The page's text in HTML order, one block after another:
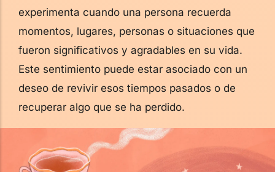
experimenta cuando una persona recuerda
momentos, lugares, personas o situaciones que
fueron significativos y agradables en su vida.
Este sentimiento puede estar asociado con un
deseo de revivir esos tiempos pasados o de
recuperar algo que se ha perdido.